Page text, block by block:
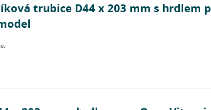
trubice D44 x 203 mm s hrdlem